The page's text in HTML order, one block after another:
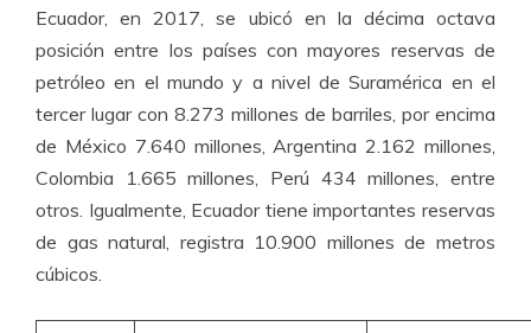
Ecuador, en 2017, se ubicó en la décima octava
posición entre los países con mayores reservas de
petróleo en el mundo y a nivel de Suramérica en el
tercer lugar con 8.273 millones de barriles, por encima
de México 7.640 millones, Argentina 2.162 millones,
Colombia 1.665 millones, Perú 434 millones, entre
otros. Igualmente, Ecuador tiene importantes reservas
de gas natural, registra 10.900 millones de metros
cúbicos.